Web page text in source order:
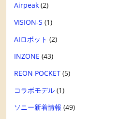
Airpeak (2)
VISION-S (1)
AIロボット (2)
INZONE (43)
REON POCKET (5)
コラボモデル (1)
ソニー新着情報 (49)